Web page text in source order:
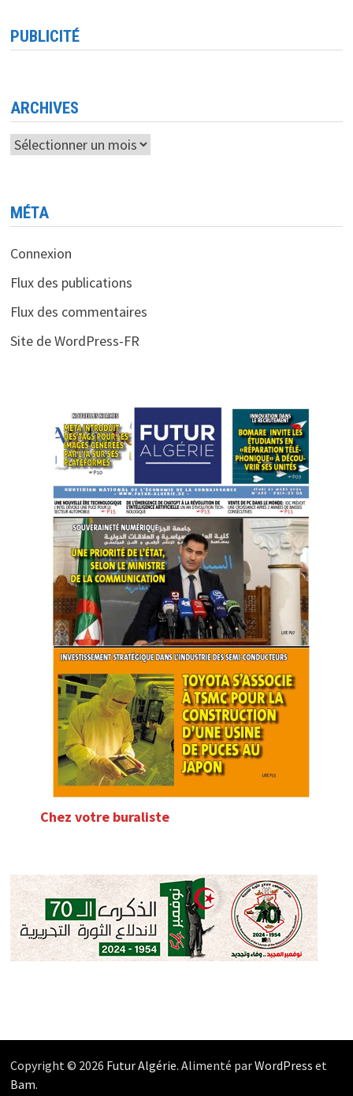
IMPRESSIONNANTS
PROGRÈS
PUBLICITÉ
ARCHIVES
Archives
MÉTA
Connexion
Flux des publications
Flux des commentaires
Site de WordPress-FR
Chez votre buraliste
Copyright © 2026 Futur Algérie. Alimenté parWordPress et
Bam.